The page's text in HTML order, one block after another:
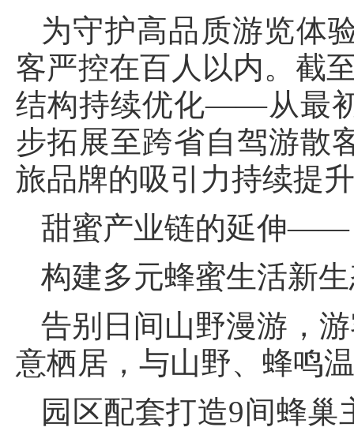
为守护高品质游览体
客严控在百人以内。截
结构持续优化——从最
步拓展至跨省自驾游散
旅品牌的吸引力持续提
甜蜜产业链的延伸——
构建多元蜂蜜生活新
告别日间山野漫游，
意栖居，与山野、蜂鸣
园区配套打造9间蜂